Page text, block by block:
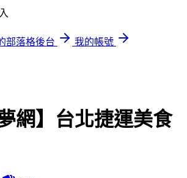
部落格後台
我的帳號
網】台北捷運美食